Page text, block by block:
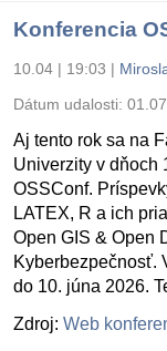
Konferencia
10.04 | 19:03 |
Dátum udalosti:
Aj tento rok sa na
Univerzity v dňoch
OSSConf.
LATEX, R a ich
Open GIS & Open
Kyberbezpečnosť.
do 10. júna 2026.
Zdroj: Web